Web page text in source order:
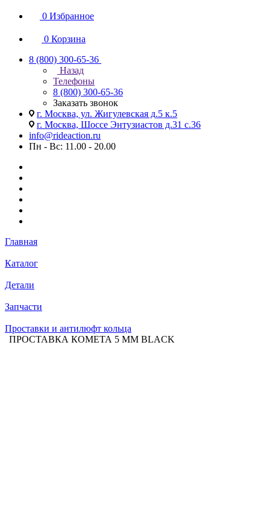
0 Избранное
0 Корзина
8 (800) 300-65-36
Назад
Телефоны
8 (800) 300-65-36
Заказать звонок
г. Москва, ул. Жигулевская д.5 к.5
г. Москва, Шоссе Энтузиастов д.31 с.36
info@rideaction.ru
Пн - Вс: 11.00 - 20.00
Главная
Каталог
Детали
Запчасти
Проставки и антилюфт кольца
ПРОСТАВКА КОМЕТА 5 ММ BLACK